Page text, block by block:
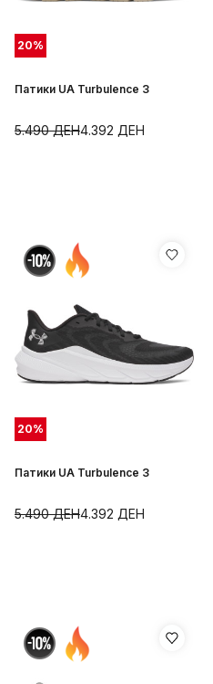
20%
Патики UA Turbulence 3
4.392 ДЕН
5.490ДЕН
20%
Патики UA Turbulence 3
4.392 ДЕН
5.490ДЕН